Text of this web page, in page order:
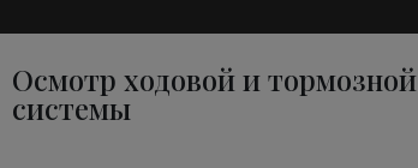
Осмотр ходовой и тормозной
системы